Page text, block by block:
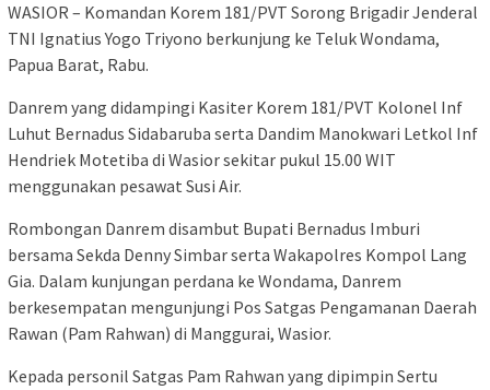
WASIOR – Komandan Korem 181/PVT Sorong Brigadir Jenderal
TNI Ignatius Yogo Triyono berkunjung ke Teluk Wondama,
Papua Barat, Rabu.
Danrem yang didampingi Kasiter Korem 181/PVT Kolonel Inf
Luhut Bernadus Sidabaruba serta Dandim Manokwari Letkol Inf
Hendriek Motetiba di Wasior sekitar pukul 15.00 WIT
menggunakan pesawat Susi Air.
Rombongan Danrem disambut Bupati Bernadus Imburi
bersama Sekda Denny Simbar serta Wakapolres Kompol Lang
Gia. Dalam kunjungan perdana ke Wondama, Danrem
berkesempatan mengunjungi Pos Satgas Pengamanan Daerah
Rawan (Pam Rahwan) di Manggurai, Wasior.
Kepada personil Satgas Pam Rahwan yang dipimpin Sertu